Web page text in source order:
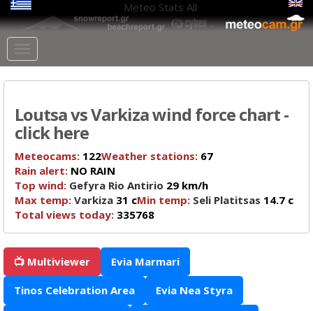
Meteo Stats All
Loutsa vs Varkiza wind force chart -
click here
Meteocams: 122Weather stations: 67
Rain alert: NO RAIN
Top wind: Gefyra Rio Antirio 29 km/h
Max temp: Varkiza 31 cMin temp: Seli Platitsas 14.7 c
Total views today: 335768
📺 Multiviewer Evia Marmari
Tinos Celebration Area Evia Nea Styra